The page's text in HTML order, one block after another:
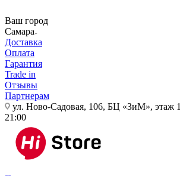
Ваш город
Самара
Доставка
Оплата
Гарантия
Trade in
Отзывы
Партнерам
ул. Ново-Садовая, 106, БЦ «ЗиМ», этаж 1
21:00